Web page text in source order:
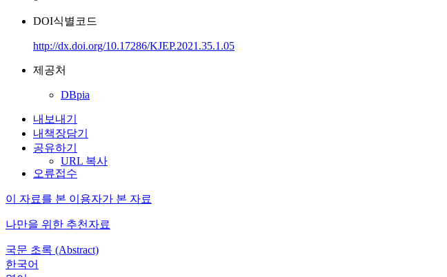
DOI식별코드
http://dx.doi.org/10.17286/KJEP.2021.35.1.05
제공처
DBpia
내보내기
내책장담기
공유하기
URL 복사
오류접수
이 자료를 본 이용자가 본 자료
나만을 위한 추천자료
국문 초록 (Abstract)
한국어